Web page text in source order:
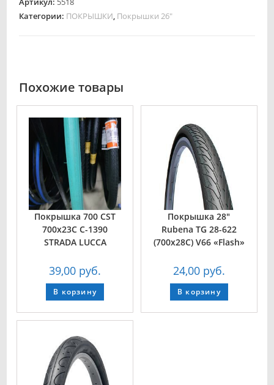
Категории: ПОКРЫШКИ, Покрышки 26"
Похожие товары
Покрышка 700 CST
700x23C C-1390
STRADA LUCCA
39,00 руб.
В корзину
Покрышка 28″
Rubena TG 28-622
(700x28C) V66 «Flash»
24,00 руб.
В корзину